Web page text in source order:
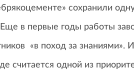
сохранили
в первые годы работы
«в поход за знаниями».
считается одной из